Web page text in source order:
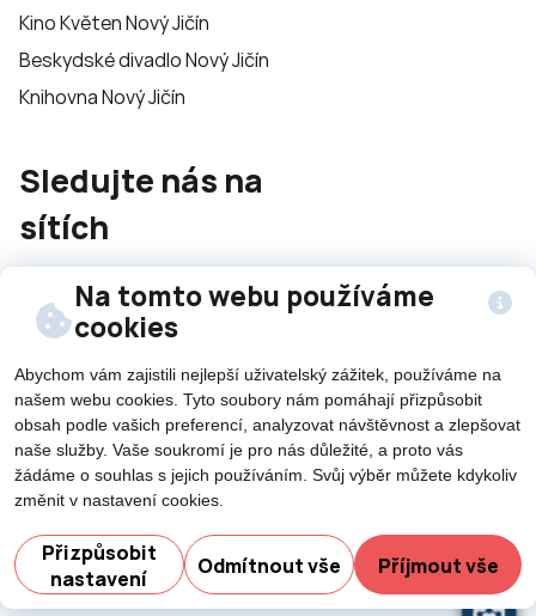
Na tomto webu používáme
cookies
Abychom vám zajistili nejlepší uživatelský zážitek, používáme na
našem webu cookies. Tyto soubory nám pomáhají přizpůsobit
obsah podle vašich preferencí, analyzovat návštěvnost a zlepšovat
naše služby. Vaše soukromí je pro nás důležité, a proto vás
žádáme o souhlas s jejich používáním. Svůj výběr můžete kdykoliv
změnit v nastavení cookies.
Přizpůsobit
nastavení
Odmítnout vše Příjmout vše
Kino Květen Nový Jičín
Beskydské divadlo Nový Jičín
Knihovna Nový Jičín
Sledujte nás na
sítích
©2026 Všechna práva vyhrazena - použití obsahu či
jeho části je umožněn pouze se souhlasem města Nový
Jičín.
Created by
Potřebujete poradit?